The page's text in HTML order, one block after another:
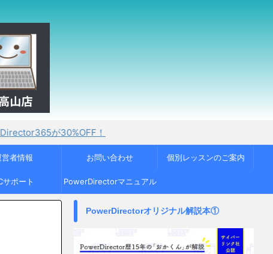
30%OFF！
営者情報 お問い合わせ 個別レッスンのご案内
サポート PowerDirectorマニュアル
PowerDirectorオリジナル解説本①